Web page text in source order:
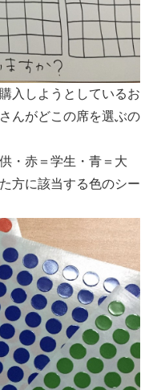
入しようとしているお
んがどこの席を選ぶの
・赤＝学生・青＝大
方に該当する色のシー